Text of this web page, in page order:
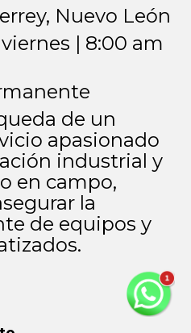
Nuevo León
| 8:00 am
de un
apasionado
industrial y
en campo,
la
de equipos y